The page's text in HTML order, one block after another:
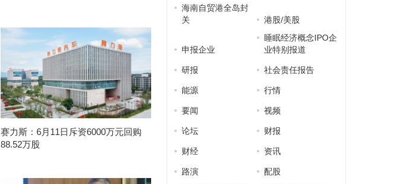
赛力斯：6月11日斥资6000万元回购
88.52万股
海南自贸港全岛封
关
港股/美股
申报企业
睡眠经济概念IPO企
业特别报道
研报 社会责任报告
能源 行情
要闻 视频
论坛 财报
财经 资讯
路演
配股